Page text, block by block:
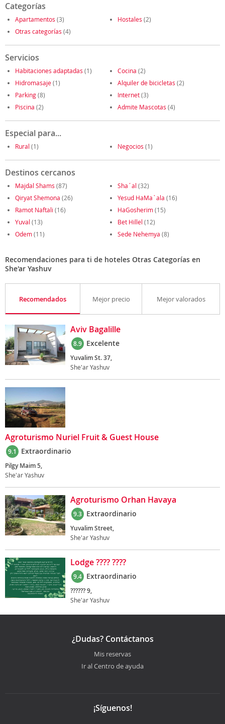
Categorías
Apartamentos (3) Hostales (2)
Otras categorías (4)
Servicios
Habitaciones adaptadas (1) Cocina (2)
Hidromasaje(1) Alquiler de bicicletas (2)
Parking(8) Internet(3)
Piscina (2) Admite Mascotas (4)
Especial para...
Rural (1) Negocios (1)
Destinos cercanos
Majdal Shams (87) Sha´al (32)
Qiryat Shemona (26) Yesud HaMa`ala (16)
Ramot Naftali (16) HaGosherim(15)
Yuval (13) Bet Hillel (12)
Odem(11) Sede Nehemya (8)
Recomendaciones para ti de hoteles Otras Categorías en
She'ar Yashuv
Recomendados Mejor precio Mejor valorados
Aviv Bagalille
8.9 Excelente
Yuvalim St. 37,
She'ar Yashuv
Agroturismo Nuriel Fruit & Guest House
9.1 Extraordinario
Pilgy Maim 5,
She'ar Yashuv
Agroturismo Orhan Havaya
9.3 Extraordinario
Yuvalim Street,
She'ar Yashuv
Lodge ???? ????
9.4 Extraordinario
?????? 9,
She'ar Yashuv
¿Dudas? Contáctanos
Mis reservas
Ir al Centro de ayuda
¡Síguenos!